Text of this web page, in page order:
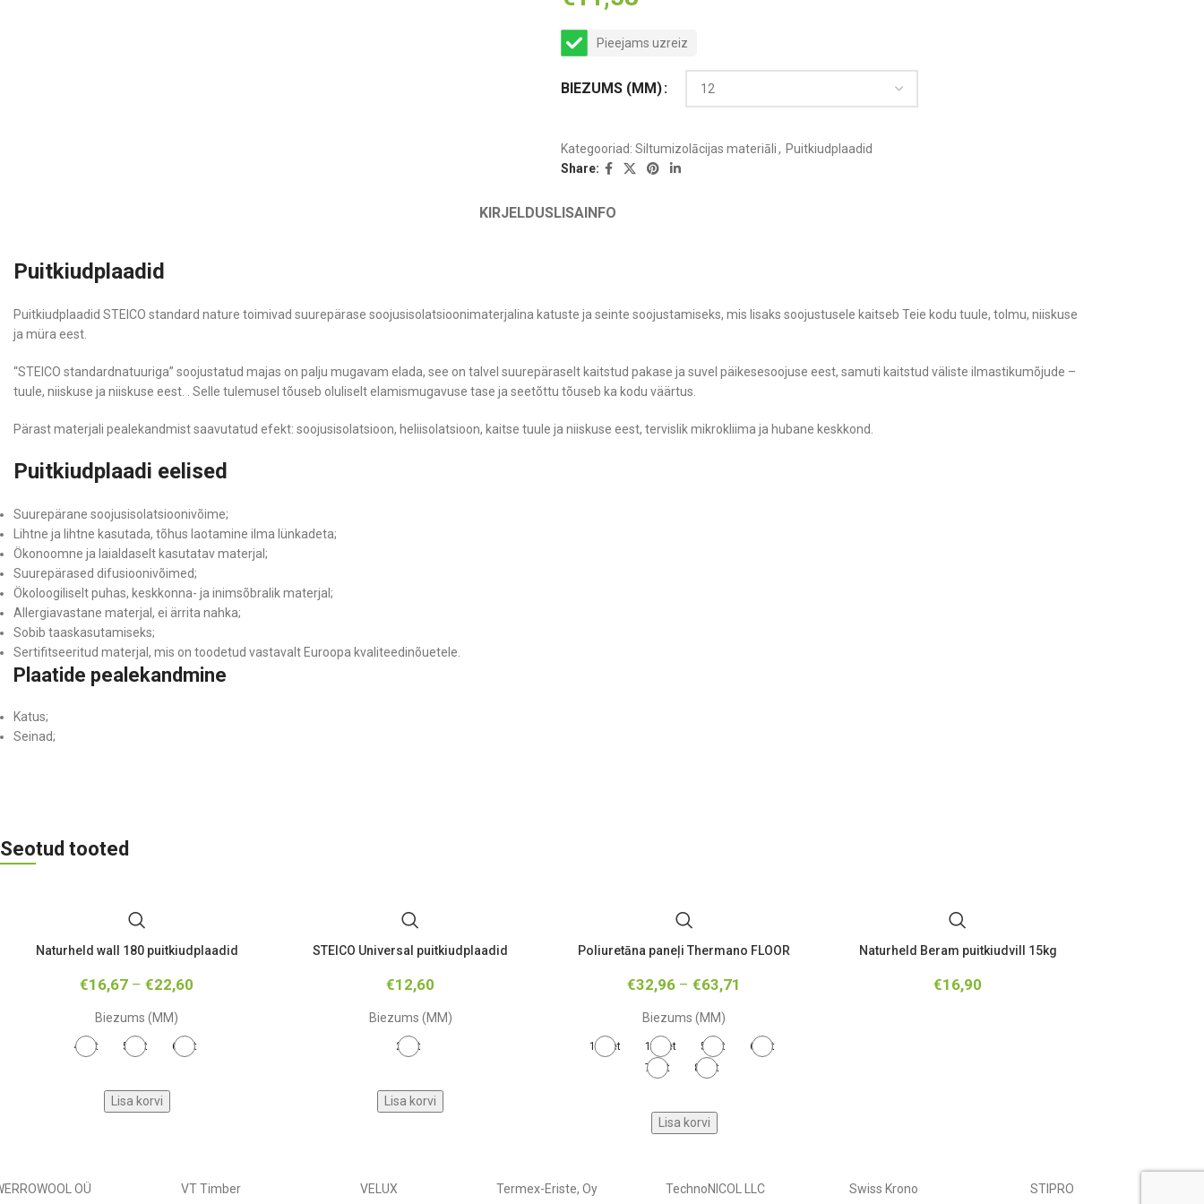
Pieejams uzreiz
BIEZUMS (MM)
Kategooriad: Siltumizolācijas materiāli, Puitkiudplaadid
Share:
KIRJELDUSLISAINFO
Puitkiudplaadid
Puitkiudplaadid STEICO standard nature toimivad suurepärase soojusisolatsioonimaterjalina katuste ja seinte soojustamiseks, mis lisaks soojustusele kaitseb Teie kodu tuule, tolmu, niiskuse
ja müra eest.
“STEICO standardnatuuriga” soojustatud majas on palju mugavam elada, see on talvel suurepäraselt kaitstud pakase ja suvel päikesesoojuse eest, samuti kaitstud väliste ilmastikumõjude –
tuule, niiskuse ja niiskuse eest. . Selle tulemusel tõuseb oluliselt elamismugavuse tase ja seetõttu tõuseb ka kodu väärtus.
Pärast materjali pealekandmist saavutatud efekt: soojusisolatsioon, heliisolatsioon, kaitse tuule ja niiskuse eest, tervislik mikrokliima ja hubane keskkond.
Puitkiudplaadi eelised
Suurepärane soojusisolatsioonivõime;
Lihtne ja lihtne kasutada, tõhus laotamine ilma lünkadeta;
Ökonoomne ja laialdaselt kasutatav materjal;
Suurepärased difusioonivõimed;
Ökoloogiliselt puhas, keskkonna- ja inimsõbralik materjal;
Allergiavastane materjal, ei ärrita nahka;
Sobib taaskasutamiseks;
Sertifitseeritud materjal, mis on toodetud vastavalt Euroopa kvaliteedinõuetele.
Plaatide pealekandmine
Katus;
Seinad;
Seotud tooted
Naturheld wall 180 puitkiudplaadid
€16,67 –€22,60
Biezums (MM)
40-et 50-et 60-et
Lisa korvi
STEICO Universal puitkiudplaadid
€12,60
Biezums (MM)
22-et
Lisa korvi
Poliuretāna paneļi Thermano FLOOR
€32,96 –€63,71
Biezums (MM)
100-et 120-et 50-et
60-et
75-et
80-et
Lisa korvi
Naturheld Beram puitkiudvill 15kg
€16,90
OÜ VT Timber VELUX Termex-Eriste, Oy TechnoNICOL LLC Swiss Krono STIPRO